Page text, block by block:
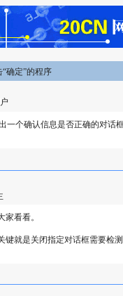
确定”的程序
一个确认信息是否正确的对
看看。
键就是关闭指定对话框需要检